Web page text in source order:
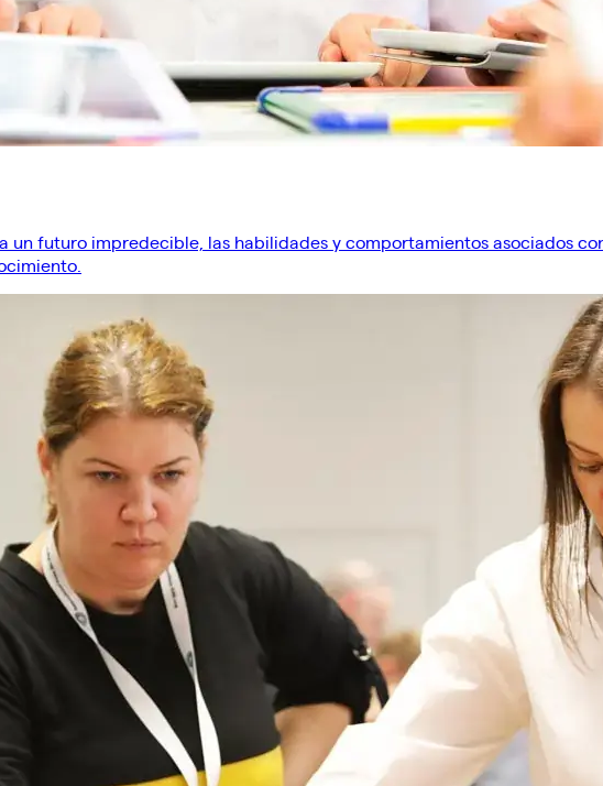
futuro impredecible, las habilidades y comportamientos asociados